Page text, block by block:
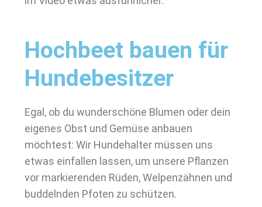
Hochbeet bauen für
Hundebesitzer
Egal, ob du wunderschöne Blumen oder dein
eigenes Obst und Gemüse anbauen
möchtest: Wir Hundehalter müssen uns
etwas einfallen lassen, um unsere Pflanzen
vor markierenden Rüden, Welpenzähnen und
buddelnden Pfoten zu schützen.